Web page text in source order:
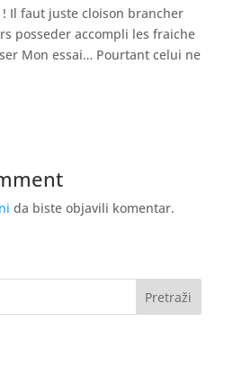
! Il faut juste cloison brancher
posseder accompli les fraiche
Mon essai… Pourtant celui ne
da biste objavili komentar.